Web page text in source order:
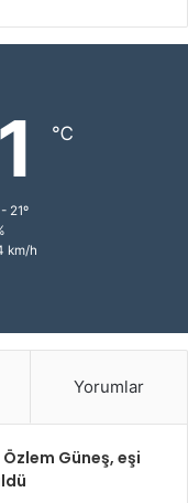
℃
21º
km/h
Yorumlar
Güneş, eşi